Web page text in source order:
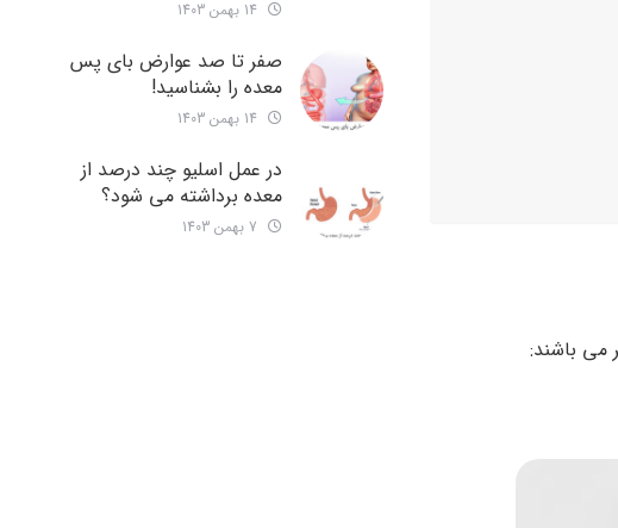
می باشند:
صفر تا صد عوارض بای پس
معده را بشناسید!
در عمل اسلیو چند درصد از
معده برداشته می شود؟